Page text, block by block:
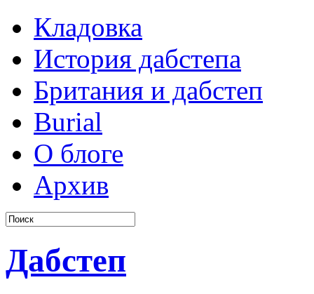
Кладовка
История дабстепа
Британия и дабстеп
Burial
О блоге
Архив
Дабстеп